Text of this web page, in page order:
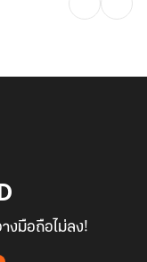
งมือถือไม่ลง!